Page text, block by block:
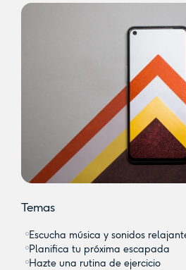
Temas
Escucha música y sonidos
Planifica tu próxima escapada‍
Hazte una rutina de ejercicio‍